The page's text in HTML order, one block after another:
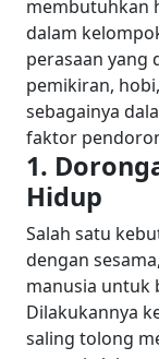
membutuhkan
dalam
perasaan yang
pemikiran,
sebagainya
faktor
1.
Hidup
Salah satu
dengan
manusia untuk
Dilakukannya
saling tolong